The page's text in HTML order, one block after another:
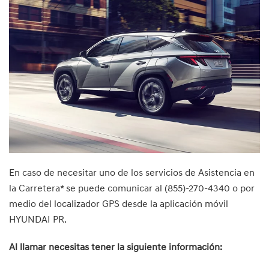
En caso de necesitar uno de los servicios de Asistencia en
la Carretera* se puede comunicar al (855)-270-4340 o por
medio del localizador GPS desde la aplicación móvil
HYUNDAI PR.
Al llamar necesitas tener la siguiente información: